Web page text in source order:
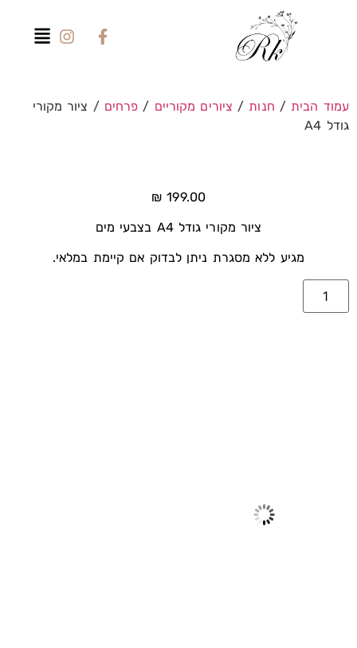
עמוד הבית / חנות / ציורים מקוריים / פרחים / ציור מקורי
גודל A4
₪ 199.00
ציור מקורי גודל A4 בצבעי מים
מגיע ללא מסגרת ניתן לבדוק אם קיימת במלאי.